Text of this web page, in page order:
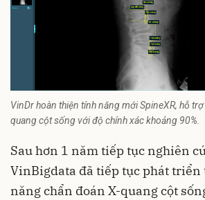
VinDr hoàn thiện tính năng mới SpineXR, hỗ
quang cột sống với độ chính xác khoảng 90%.
Sau hơn 1 năm tiếp tục nghiên
VinBigdata đã tiếp tục phát
năng chẩn đoán X-quang cột